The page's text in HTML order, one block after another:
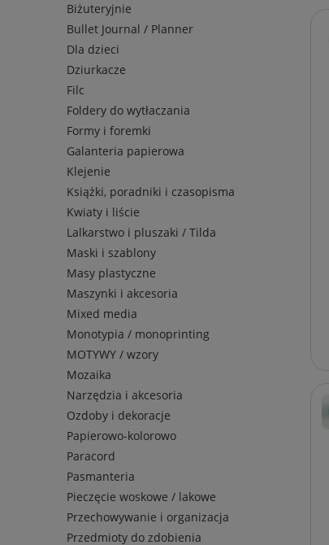
Biżuteryjnie
Bullet Journal / Planner
Dla dzieci
Dziurkacze
Filc
Foldery do wytłaczania
Formy i foremki
Galanteria papierowa
Klejenie
Książki, poradniki i czasopisma
Kwiaty i liście
Lalkarstwo i pluszaki / Tilda
Maski i szablony
Masy plastyczne
Maszynki i akcesoria
Mixed media
Monotypia / monoprinting
MOTYWY / wzory
Mozaika
Narzędzia i akcesoria
Ozdoby i dekoracje
Papierowo-kolorowo
Paracord
Pasmanteria
Pieczęcie woskowe / lakowe
Przechowywanie i organizacja
Przedmioty do zdobienia